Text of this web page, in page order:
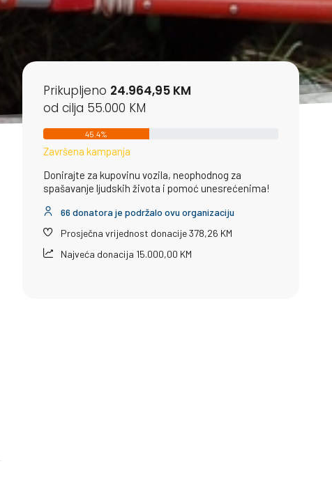
Prikupljeno 24.964,95 KM
od cilja 55.000 KM
45.4%
Završena kampanja
Donirajte za kupovinu vozila, neophodnog za
spašavanje ljudskih života i pomoć unesrećenima!
66 donatora je podržalo ovu organizaciju
Prosječna vrijednost donacije 378,26 KM
Najveća donacija 15.000,00 KM